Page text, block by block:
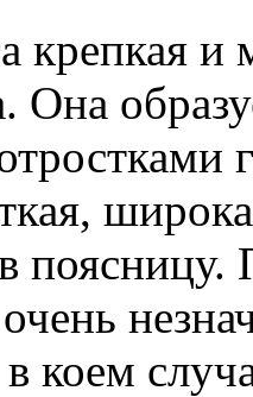
и
Она
поясницу.
коем